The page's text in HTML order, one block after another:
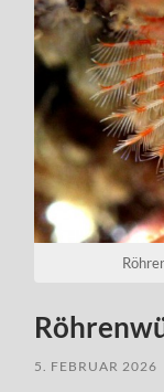
5. FEBRUAR 2026